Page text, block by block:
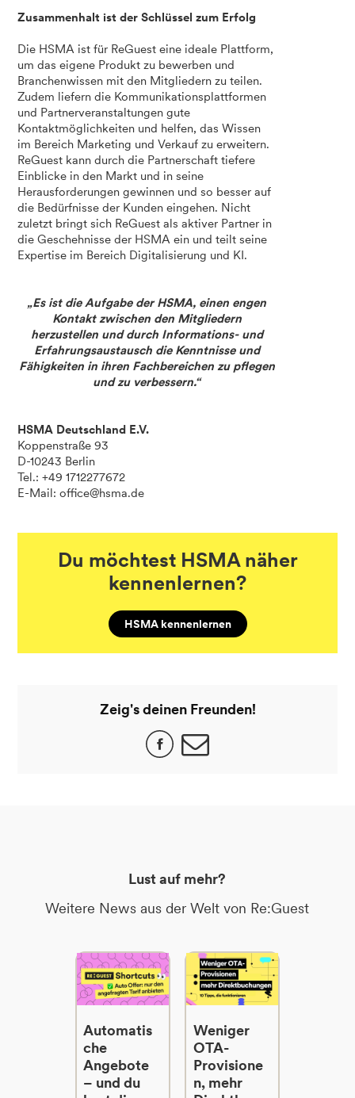
Zusammenhalt ist der Schlüssel zum Erfolg
Die HSMA ist für ReGuest eine ideale Plattform,
um das eigene Produkt zu bewerben und
Branchenwissen mit den Mitgliedern zu teilen.
Zudem liefern die Kommunikationsplattformen
und Partnerveranstaltungen gute
Kontaktmöglichkeiten und helfen, das Wissen
im Bereich Marketing und Verkauf zu erweitern.
ReGuest kann durch die Partnerschaft tiefere
Einblicke in den Markt und in seine
Herausforderungen gewinnen und so besser auf
die Bedürfnisse der Kunden eingehen. Nicht
zuletzt bringt sich ReGuest als aktiver Partner in
die Geschehnisse der HSMA ein und teilt seine
Expertise im Bereich Digitalisierung und KI.
„Es ist die Aufgabe der HSMA, einen engen
Kontakt zwischen den Mitgliedern
herzustellen und durch Informations- und
Erfahrungsaustausch die Kenntnisse und
Fähigkeiten in ihren Fachbereichen zu pflegen
und zu verbessern.“
HSMA Deutschland E.V.
Koppenstraße 93
D-10243 Berlin
Tel.: +49 1712277672
E-Mail: office@hsma.de
Du möchtest HSMA näher
kennenlernen?
HSMA kennenlernen
Zeig's deinen Freunden!
Lust auf mehr?
Weitere News aus der Welt von Re:Guest
Automatis
che
Angebote
– und du
Weniger
OTA-
Provisione
n, mehr